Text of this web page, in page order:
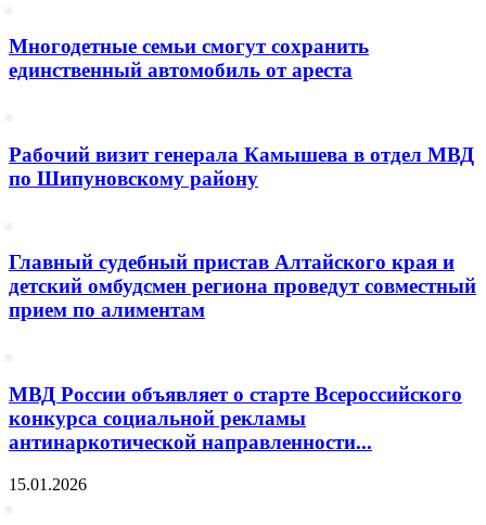
Многодетные семьи смогут сохранить
единственный автомобиль от ареста
Рабочий визит генерала Камышева в отдел МВД
по Шипуновскому району
Главный судебный пристав Алтайского края и
детский омбудсмен региона проведут совместный
прием по алиментам
МВД России объявляет о старте Всероссийского
конкурса социальной рекламы
антинаркотической направленности...
15.01.2026